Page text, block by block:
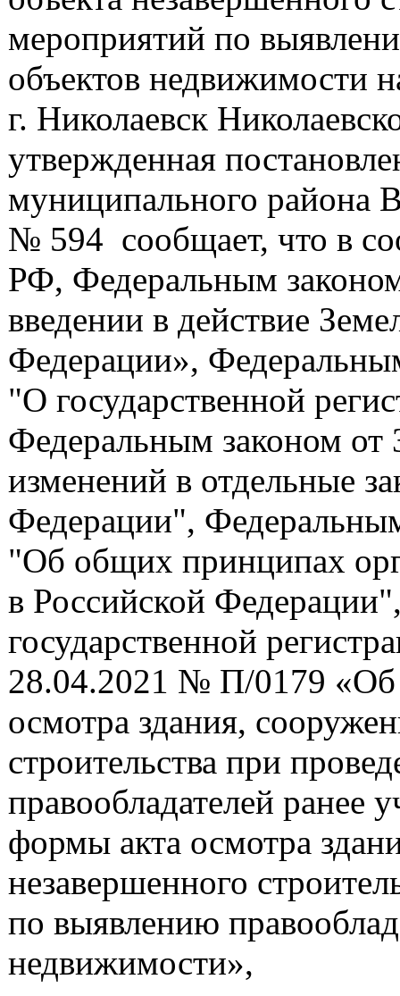
мероприятий по
объектов недвижимости
г. Николаевск
утвержденная
муниципального района
№ 594 сообщает, что в
РФ, Федеральным
введении в действие
Федерации»,
"О государственной
Федеральным законом
изменений в отдельные
Федерации",
"Об общих принципах
в Российской
государственной
28.04.2021 № П/0179 «Об
осмотра здания,
строительства при
правообладателей ранее
формы акта осмотра
незавершенного
по выявлению
недвижимости»,